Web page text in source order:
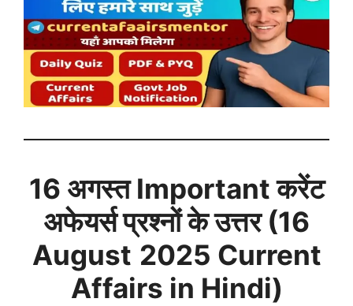
16 अगस्तImportant करेंट
अफेयर्स प्रश्नों के उत्तर (16
August 2025 Current
Affairs in Hindi)